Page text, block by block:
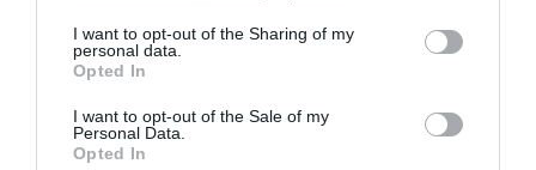
I want to opt-out of the Sharing of my
personal data.
Opted In
I want to opt-out of the Sale of my
Personal Data.
Opted In